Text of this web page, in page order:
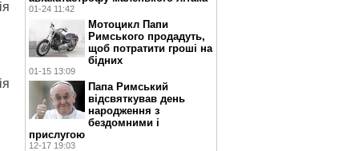
01-24 11:42
Мотоцикл Папи
Римського продадуть,
щоб потратити гроші на
бідних
01-15 13:09
Папа Римський
відсвяткував день
народження з
бездомними і
прислугою
12-17 19:03